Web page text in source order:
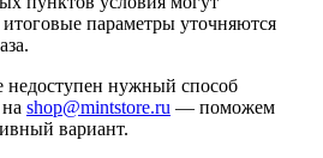
итоговые параметры уточняются
недоступен нужный способ
shop@mintstore.ru — поможем
вариант.